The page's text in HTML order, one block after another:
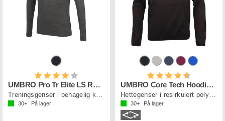
Karakter:
UMBRO Pro Tr Elite LS Run Top
Treningsgenser i behagelig kvalitet
30+ På lager
Karakter:
UMBRO Core Tech Hoodie Jr
Hettegenser i resirkulert polyester
30+ På lager